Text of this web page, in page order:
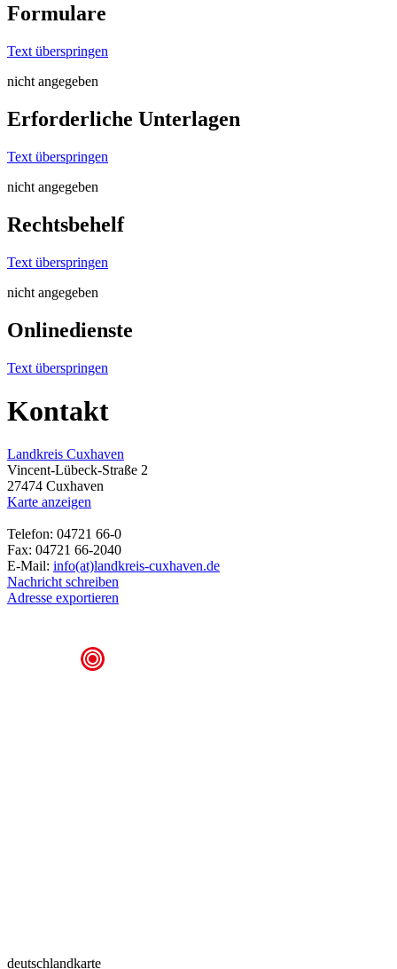
Formulare
Text überspringen
nicht angegeben
Erforderliche Unterlagen
Text überspringen
nicht angegeben
Rechtsbehelf
Text überspringen
nicht angegeben
Onlinedienste
Text überspringen
Kontakt
Landkreis Cuxhaven
Vincent-Lübeck-Straße 2
27474 Cuxhaven
Karte anzeigen
Telefon: 04721 66-0
Fax: 04721 66-2040
E-Mail: info(at)landkreis-cuxhaven.de
Nachricht schreiben
Adresse exportieren
deutschlandkarte